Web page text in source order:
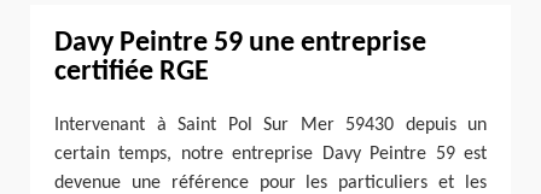
Davy Peintre 59 une entreprise
certifiée RGE
Intervenant à Saint Pol Sur Mer 59430 depuis un
certain temps, notre entreprise Davy Peintre 59 est
devenue une référence pour les particuliers et les